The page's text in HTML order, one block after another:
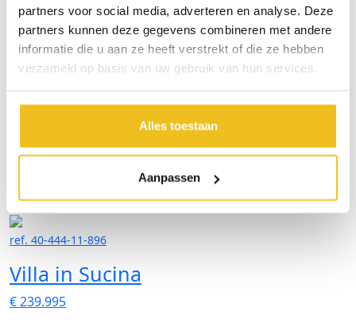
partners voor social media, adverteren en analyse. Deze
partners kunnen deze gegevens combineren met andere
informatie die u aan ze heeft verstrekt of die ze hebben
verzameld op basis van uw gebruik van hun services.
Alles toestaan
Aanpassen
San Miguel de Salinas is een levendig stadje vol
geschiedenis, met veel te ontdekken: van de
indrukwekkende grotten tot eersteklas golfresorts op
naar ontspanning of avontuur, je vindt het hier.
2badk.
ref. 40-444-11-896
Villa in Sucina
€ 239.995